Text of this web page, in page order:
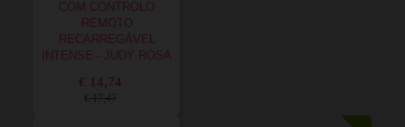
COM CONTROLO
REMOTO
RECARREGÁVEL
INTENSE - JUDY ROSA
€ 14,74
€ 17,47